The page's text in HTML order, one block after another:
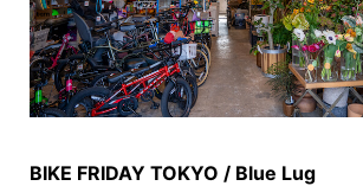
BIKE FRIDAY TOKYO / Blue Lug